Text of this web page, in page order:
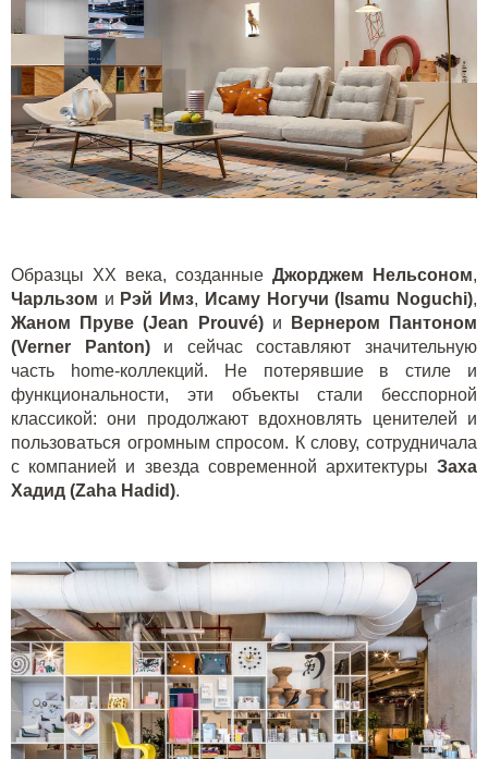
Образцы ХХ века, созданные Джорджем Нельсоном,
Чарльзом и Рэй Имз, Исаму Ногучи (Isamu Noguchi),
Жаном Пруве (Jean Prouvé)и
Вернером Пантоном
(Verner Panton)и сейчас составляют значительную
часть
home-коллекций. Не потерявшие в стиле и
функциональности, эти объекты стали бесспорной
классикой: они продолжают вдохновлять ценителей и
пользоваться огромным спросом. К слову, сотрудничала
с компанией и звезда современной архитектуры Заха
Хадид (Zaha Hadid).